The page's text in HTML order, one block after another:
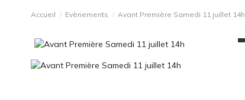
Accueil Evènements Avant Première Samedi 11 juillet 14h